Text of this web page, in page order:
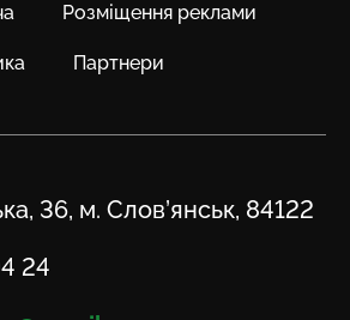
Розміщення реклами
Партнери
36, м. Слов’янськ, 84122
24